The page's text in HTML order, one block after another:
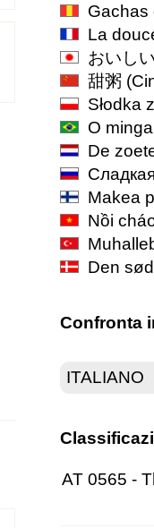
Gachas
La
おいし
甜粥
Słodka
O
De
Makea
Nồi
Den
Confronta
AT 0565 -